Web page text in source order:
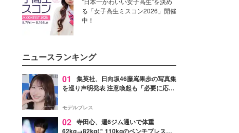
る「女子高生ミスコン2026」開催
中！
ニュースランキング
01
集英社、日向坂46藤嶌果歩の写真集
を巡り声明発表 注意喚起も「必要に応じ
モデルプレス
02 寺田心、週6ジム通いで体重
62kg→82kgに 110kgのベンチプレス持